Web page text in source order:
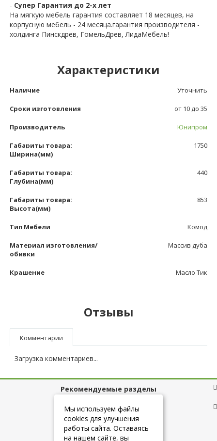
- Супер Гарантия до 2-х лет
На мягкую мебель гарантия составляет 18 месяцев, на
корпусную мебель - 24 месяца.гарантия производителя -
холдинга Пинскдрев, ГомельДрев, ЛидаМебель!
Характеристики
Наличие Уточнить
Сроки изготовления от 10 до 35
Производитель Юнипром
Габариты товара:
Ширина(мм)
1750
Габариты товара:
Глубина(мм)
440
Габариты товара:
Высота(мм)
853
Тип Мебели Комод
Материал изготовления/
обивки
Массив дуба
Крашение Масло Тик
Отзывы
Комментарии
Загрузка комментариев...
Рекомендуемые разделы
Полезные ссылки
+7 (925) 084-10-60
Мы используем файлы
cookies для улучшения
работы сайта. Оставаясь
на нашем сайте, вы